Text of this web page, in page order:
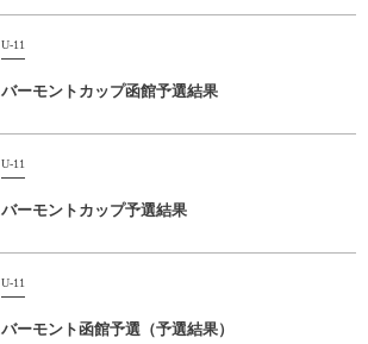
U-11
バーモントカップ函館予選結果
U-11
バーモントカップ予選結果
U-11
バーモント函館予選（予選結果）